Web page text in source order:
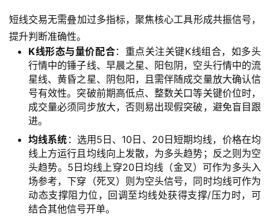
短线交易无需叠加过多指标，聚焦核心工具形成共振信号，
提升判断准确性。
K线形态与量价配合：重点关注关键K线组合，如多头
行情中的锤子线、早晨之星、阳包阴，空头行情中的流
星线、黄昏之星、阴包阳，且需伴随成交量放大确认信
号有效性。突破前期高低点、整数关口等关键价位时，
成交量必须同步放大，否则易出现假突破，避免盲目跟
进。
均线系统 ：选用5日、10日、20日短期均线，价格在均
线上方运行且均线向上发散，为多头趋势；反之则为空
头趋势。5日均线上穿20日均线（金叉）可作为多头入
场参考，下穿（死叉）则为空头信号，同时均线可作为
动态支撑阻力位，回调至均线处获得支撑/压力时，可
结合其他信号开单。